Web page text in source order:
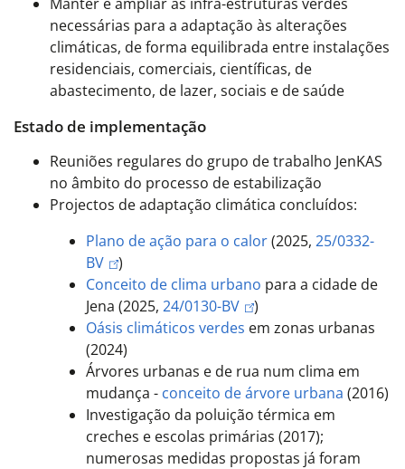
necessárias para a adaptação às alterações
climáticas, de forma equilibrada entre instalações
residenciais, comerciais, científicas, de
abastecimento, de lazer, sociais e de saúde
Estado de implementação
Reuniões regulares do grupo de trabalho JenKAS
no âmbito do processo de estabilização
Projectos de adaptação climática concluídos:
Plano de ação para o calor(2025, 25/0332-
BV
)
Conceito de clima urbano para a cidade de
Jena (2025, 24/0130-BV
)
Oásis climáticos verdes em zonas urbanas
(2024)
Árvores urbanas e de rua num clima em
mudança - conceito de árvore urbana (2016)
Investigação da poluição térmica em
creches e escolas primárias (2017);
numerosas medidas propostas já foram